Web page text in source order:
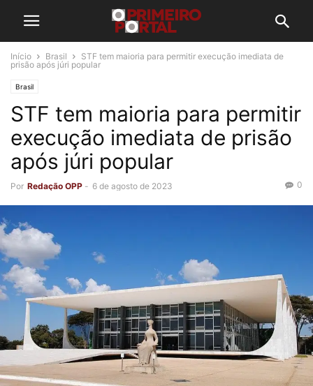
Início Brasil
STF tem maioria para permitir execução imediata de
prisão após júri popular
Brasil
STF tem maioria para permitir
execução imediata de prisão
após júri popular
Por Redação OPP - 6 de agosto de 2023 0